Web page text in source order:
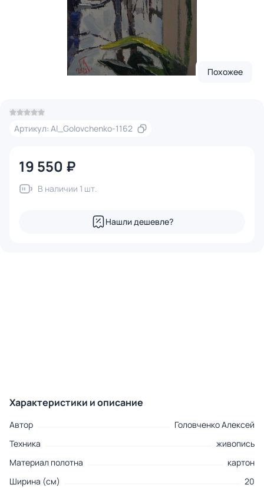
Похожее
Артикул: Al_Golovchenko-1162
19 550 ₽
В наличии 1 шт.
Нашли дешевле?
Характеристики и описание
Автор
Головченко Алексей
Техника
живопись
Материал полотна
картон
Ширина (см)
20